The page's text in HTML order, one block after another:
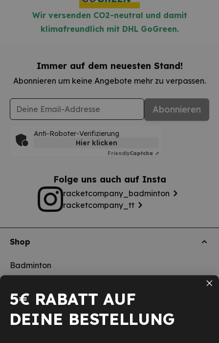
Wir versenden CO2-neutral und damit
klimafreundlich mit DHL GoGreen.
Immer auf dem neuesten Stand!
Abonnieren um keine Angebote mehr zu verpassen.
E-Mail-Adresse Abonnieren
Anti-Roboter-Verifizierung
Hier klicken
FriendlyCaptcha ⇗
Folge uns auch auf Insta
racketcompany_badminton
racketcompany_tt
Shop
Badminton
Squash
Pickleball
5€ RABATT AUF
DEINE BESTELLUNG